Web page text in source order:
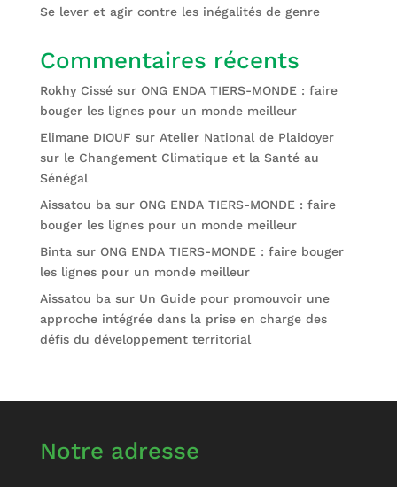
Se lever et agir contre les inégalités de genre
Commentaires récents
Rokhy Cissésur ONG ENDA TIERS-MONDE : faire
bouger les lignes pour un monde meilleur
Elimane DIOUF sur Atelier National de Plaidoyer
sur le Changement Climatique et la Santé au
Sénégal
Aissatou basur ONG ENDA TIERS-MONDE : faire
bouger les lignes pour un monde meilleur
Bintasur ONG ENDA TIERS-MONDE : faire bouger
les lignes pour un monde meilleur
Aissatou basur Un Guide pour promouvoir une
approche intégrée dans la prise en charge des
défis du développement territorial
Notre adresse